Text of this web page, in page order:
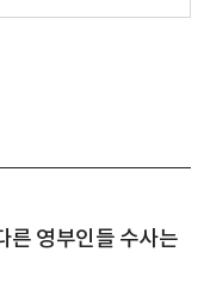
른 영부인들 수사는